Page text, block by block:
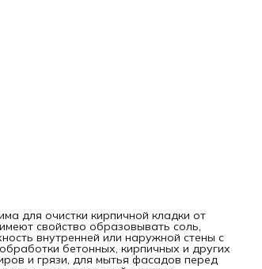
для очистки кирпичной кладки от
свойство образовывать соль,
внутренней или наружной стены с
бетонных, кирпичных и других
и грязи, для мытья фасадов перед